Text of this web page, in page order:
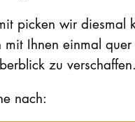
picken wir diesmal
mit Ihnen einmal
zu
nach: